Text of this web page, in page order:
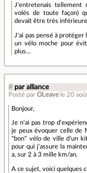
J'entretenais tellement
volés de toute façon)
devait être très
J'ai pas pensé à
un vélo moche pour
plus…
# par alliance
Posté par OLeave le 20
Bonjour,
Je n'ai pas trop
je peux évoquer celle de
"bon" vélo de ville d'un
pour qui j'assure la
a, sur 2 à 3 mille km/an.
A ce sujet, voici quelques